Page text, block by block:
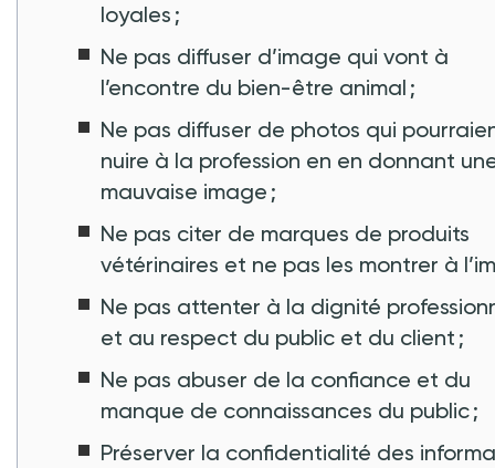
loyales ;
Ne pas diffuser d’image qui vont à
l’encontre du bien-être animal ;
Ne pas diffuser de photos qui
nuire à la profession en en donnant
mauvaise image ;
Ne pas citer de marques de produits
vétérinaires et ne pas les montrer à
Ne pas attenter à la dignité́
et au respect du public et du client ;
Ne pas abuser de la confiance et du
manque de connaissances du public ;
Préserver la confidentialité des